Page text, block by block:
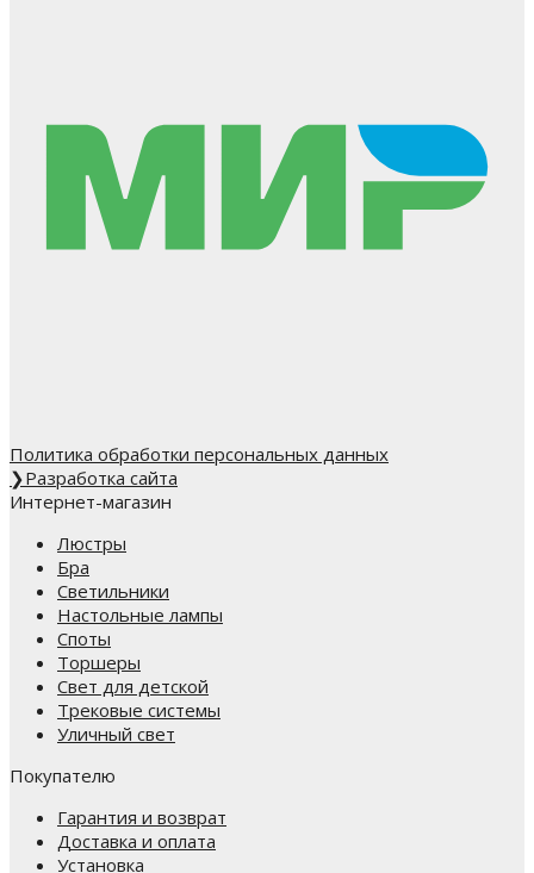
Политика обработки персональных данных
❯Разработка сайта
Интернет-магазин
Люстры
Бра
Светильники
Настольные лампы
Споты
Торшеры
Свет для детской
Трековые системы
Уличный свет
Покупателю
Гарантия и возврат
Доставка и оплата
Установка